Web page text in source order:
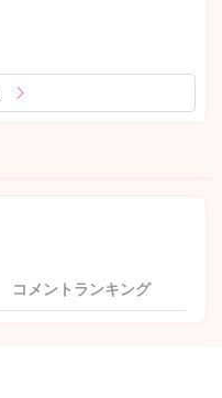
コメントランキング